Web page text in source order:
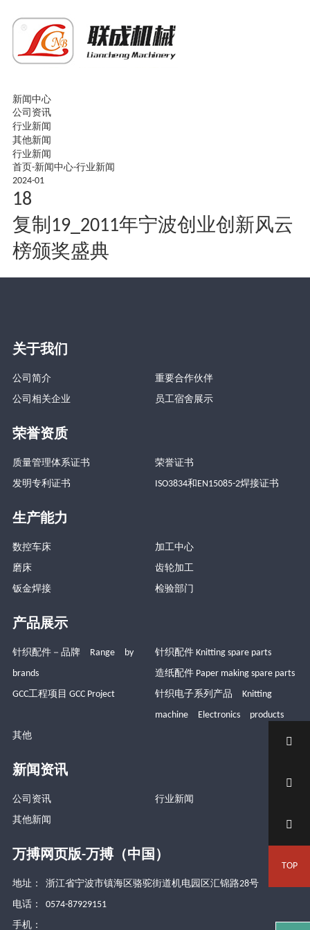
新闻中心
公司资讯
行业新闻
其他新闻
行业新闻
首页-新闻中心-行业新闻
2024-01
18
复制19_2011年宁波创业创新风云
榜颁奖盛典
关于我们
公司简介
重要合作伙伴
公司相关企业
员工宿舍展示
荣誉资质
质量管理体系证书
荣誉证书
发明专利证书
ISO3834和EN15085-2焊接证书
生产能力
数控车床
加工中心
磨床
齿轮加工
钣金焊接
检验部门
产品展示
针织配件－品牌 Range by
brands
针织配件 Knitting spare parts
造纸配件 Paper making spare parts
GCC工程项目 GCC Project
针织电子系列产品 Knitting
machine Electronics products
其他
新闻资讯
公司资讯
行业新闻
其他新闻
万搏网页版-万搏（中国）
地址： 浙江省宁波市镇海区骆驼街道机电园区汇锦路28号
电话： 0574-87929151
手机：



TOP